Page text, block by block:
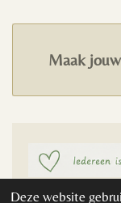
Deze website
Maak